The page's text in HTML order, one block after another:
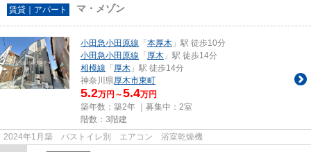
賃貸｜アパート マ・メゾン
小田急小田原線 「本厚木 」駅 徒歩10分
小田急小田原線 「厚木 」駅 徒歩14分
相模線 「厚木 」駅 徒歩14分
神奈川県厚木市東町
5.2万円～5.4万円
築年数：築2年 ｜募集中： 2室
階数：3階建
2024年1月築 バストイレ別 エアコン 浴室乾燥機